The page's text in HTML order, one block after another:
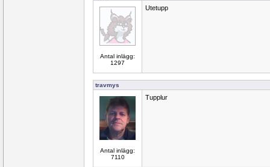
Antal inlägg:
1297
Utetupp
travmys
Antal inlägg:
7110
Tupplur